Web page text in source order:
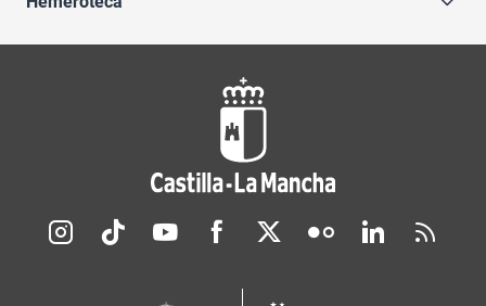
Redes sociales JCCM